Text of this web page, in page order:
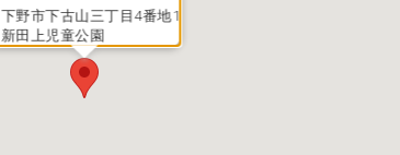
下野市下古山三丁目4番地1
新田上児童公園